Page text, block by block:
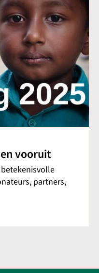
vooruit
partners,